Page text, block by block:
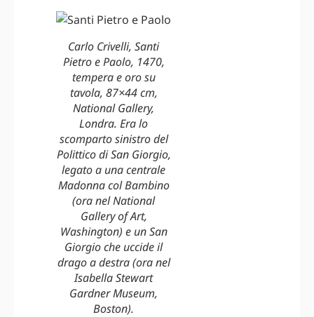
Carlo Crivelli, Santi
Pietro e Paolo, 1470,
tempera e oro su
tavola, 87×44 cm,
National Gallery,
Londra. Era lo
scomparto sinistro del
Polittico di San Giorgio,
legato a una centrale
Madonna col Bambino
(ora nel National
Gallery of Art,
Washington) e un San
Giorgio che uccide il
drago a destra (ora nel
Isabella Stewart
Gardner Museum,
Boston).